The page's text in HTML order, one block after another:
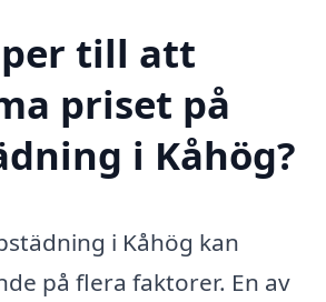
till att
priset på
i Kåhög?
i Kåhög kan
på flera faktorer. En av